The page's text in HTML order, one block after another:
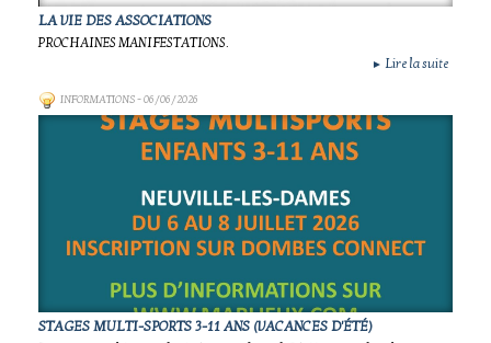
LA VIE DES ASSOCIATIONS
PROCHAINES MANIFESTATIONS.
► Lire la suite
INFORMATIONS- 06/06/2026
STAGES MULTI-SPORTS 3-11 ANS (VACANCES D'ÉTÉ)